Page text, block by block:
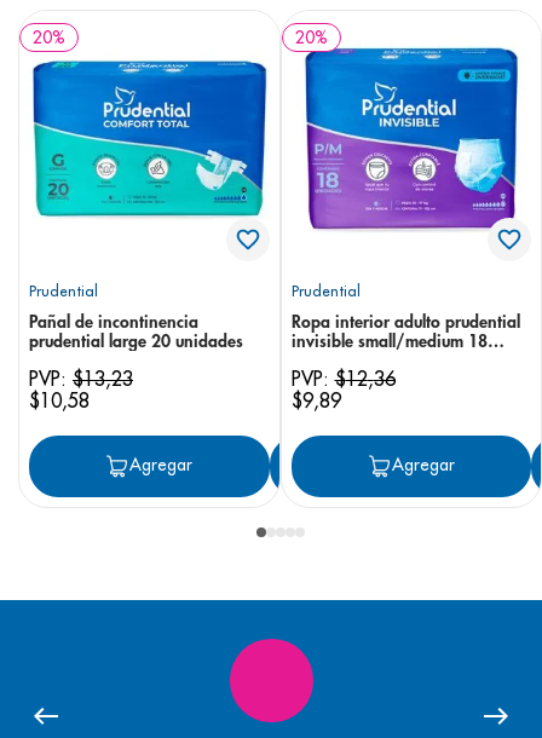
20%
Prudential
Pañal de incontinencia
prudential large 20 unidades
PVP: $13,23
$10,58
Agregar Agregar
20%
Prudential
Ropa interior adulto prudential
invisible small/medium 18
PVP:$12,36
$9,89
Agregar
10.